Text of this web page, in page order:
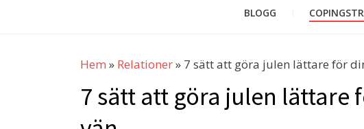
BLOGG
Hem » Relationer» 7 sätt att göra julen lättare för
7 sätt att göra julen lättare